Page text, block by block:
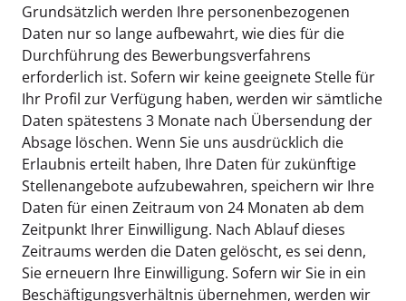
Grundsätzlich werden Ihre personenbezogenen
Daten nur so lange aufbewahrt, wie dies für die
Durchführung des Bewerbungsverfahrens
erforderlich ist. Sofern wir keine geeignete Stelle für
Ihr Profil zur Verfügung haben, werden wir sämtliche
Daten spätestens 3 Monate nach Übersendung der
Absage löschen. Wenn Sie uns ausdrücklich die
Erlaubnis erteilt haben, Ihre Daten für zukünftige
Stellenangebote aufzubewahren, speichern wir Ihre
Daten für einen Zeitraum von 24 Monaten ab dem
Zeitpunkt Ihrer Einwilligung. Nach Ablauf dieses
Zeitraums werden die Daten gelöscht, es sei denn,
Sie erneuern Ihre Einwilligung. Sofern wir Sie in ein
Beschäftigungsverhältnis übernehmen, werden wir